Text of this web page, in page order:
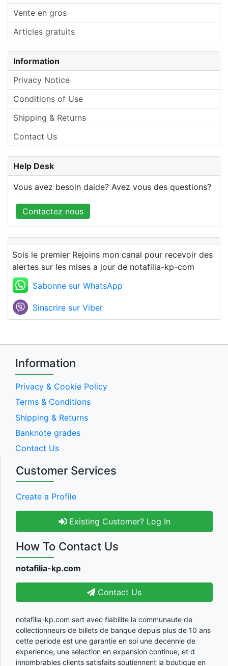
Vente en gros
Articles gratuits
Information
Privacy Notice
Conditions of Use
Shipping & Returns
Contact Us
Help Desk
Vous avez besoin daide? Avez vous des questions?
Contactez nous
Sois le premier Rejoins mon canal pour recevoir des
alertes sur les mises a jour de notafilia-kp-com
Sabonne sur WhatsApp
Sinscrire sur Viber
Information
Privacy & Cookie Policy
Terms & Conditions
Shipping & Returns
Banknote grades
Contact Us
Customer Services
Create a Profile
Existing Customer? Log In
How To Contact Us
notafilia-kp.com
Contact Us
notafilia-kp.com sert avec fiabilite la communaute de
collectionneurs de billets de banque depuis plus de 10 ans
cette periode est une garantie en soi une decennie de
experience, une selection en expansion continue, et d
innombrables clients satisfaits soutiennent la boutique en